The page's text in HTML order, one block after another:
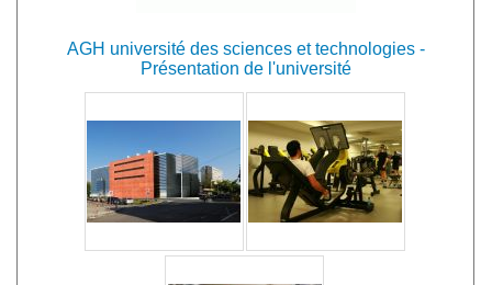
AGH université des sciences et technologies -
Présentation de l'université